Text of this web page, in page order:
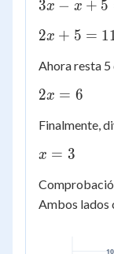
+
11
3x
x
+
=
-
x
11
3x − x + 5
2x
5
=
2x + 5 =
Ahora resta 5
2x
6
2x = 6
Finalmente,
x
3
x = 3
Ambos lados
10